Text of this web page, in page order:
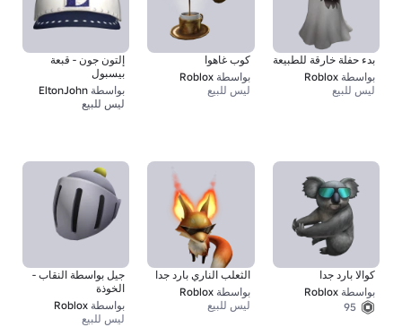
إلتون جون - قبعة
بيسبول
بواسطة EltonJohn
ليس للبيع
كوب غاهوا
بواسطة Roblox
ليس للبيع
بدء حفلة خارقة للطبيعة
بواسطة Roblox
ليس للبيع
جيل بواسطة النقاب -
الخوذة
بواسطة Roblox
ليس للبيع
الثعلب الناري بارد جدا
بواسطة Roblox
ليس للبيع
كوالا بارد جدا
بواسطة Roblox
95